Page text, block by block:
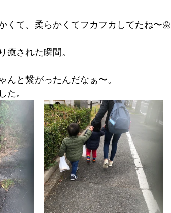
くて、柔らかくてフカフカしてたね〜🌼
癒された瞬間。
んと繋がったんだなぁ〜。
た。